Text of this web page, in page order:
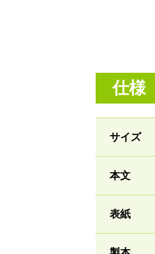
仕様
サイズ
本文
表紙